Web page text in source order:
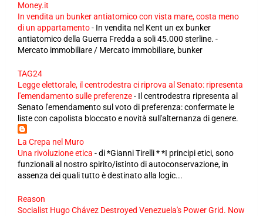
Money.it
In vendita un bunker antiatomico con vista mare, costa meno
di un appartamento- In vendita nel Kent un ex bunker
antiatomico della Guerra Fredda a soli 45.000 sterline. -
Mercato immobiliare / Mercato immobiliare, bunker
TAG24
Legge elettorale, il centrodestra ci riprova al Senato: ripresenta
l'emendamento sulle preferenze- Il centrodestra ripresenta al
Senato l'emendamento sul voto di preferenza: confermate le
liste con capolista bloccato e novità sull'alternanza di genere.
La Crepa nel Muro
Una rivoluzione etica -di *Gianni Tirelli * *I principi etici, sono
funzionali al nostro spirito/istinto di autoconservazione, in
assenza dei quali tutto è destinato alla logic...
Reason
Socialist Hugo Chávez Destroyed Venezuela's Power Grid. Now